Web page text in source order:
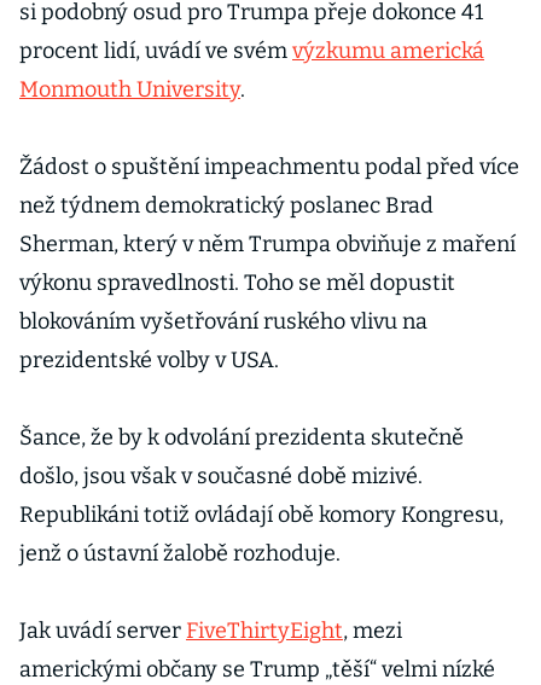
si podobný osud pro Trumpa přeje dokonce 41
procent lidí, uvádí ve svémvýzkumu americká
Monmouth University.
Žádost o spuštění impeachmentu podal před více
než týdnem demokratický poslanec Brad
Sherman, který v něm Trumpa obviňuje z maření
výkonu spravedlnosti. Toho se měl dopustit
blokováním vyšetřování ruského vlivu na
prezidentské volby v USA.
Šance, že by k odvolání prezidenta skutečně
došlo, jsou však v současné době mizivé.
Republikáni totiž ovládají obě komory Kongresu,
jenž o ústavní žalobě rozhoduje.
Jak uvádí server FiveThirtyEight, mezi
americkými občany se Trump „těší“ velmi nízké